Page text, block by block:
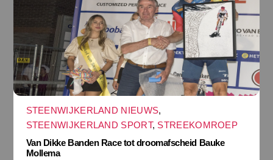
STEENWIJKERLAND NIEUWS,
STEENWIJKERLAND SPORT, STREEKOMROEP
Van Dikke Banden Race tot droomafscheid Bauke
Mollema